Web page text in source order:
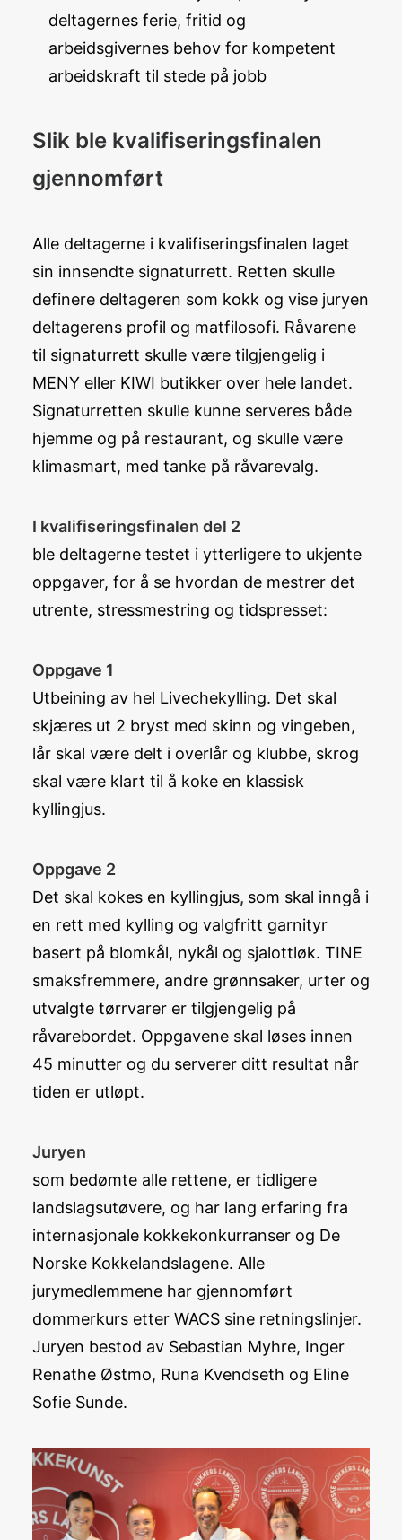
deltagernes ferie, fritid og
arbeidsgivernes behov for kompetent
arbeidskraft til stede på jobb
Slik ble kvalifiseringsfinalen
gjennomført
Alle deltagerne i kvalifiseringsfinalen laget
sin innsendte signaturrett. Retten skulle
definere deltageren som kokk og vise juryen
deltagerens profil og matfilosofi. Råvarene
til signaturrett skulle være tilgjengelig i
MENY eller KIWI butikker over hele landet.
Signaturretten skulle kunne serveres både
hjemme og på restaurant, og skulle være
klimasmart, med tanke på råvarevalg.
I kvalifiseringsfinalen del 2
ble deltagerne testet i ytterligere to ukjente
oppgaver, for å se hvordan de mestrer det
utrente, stressmestring og tidspresset:
Oppgave 1
Utbeining av hel Livechekylling. Det skal
skjæres ut 2 bryst med skinn og vingeben,
lår skal være delt i overlår og klubbe, skrog
skal være klart til å koke en klassisk
kyllingjus.
Oppgave 2
Det skal kokes en kyllingjus, som skal inngå i
en rett med kylling og valgfritt garnityr
basert på blomkål, nykål og sjalottløk. TINE
smaksfremmere, andre grønnsaker, urter og
utvalgte tørrvarer er tilgjengelig på
råvarebordet. Oppgavene skal løses innen
45 minutter og du serverer ditt resultat når
tiden er utløpt.
Juryen
som bedømte alle rettene, er tidligere
landslagsutøvere, og har lang erfaring fra
internasjonale kokkekonkurranser og De
Norske Kokkelandslagene. Alle
jurymedlemmene har gjennomført
dommerkurs etter WACS sine retningslinjer.
Juryen bestod av Sebastian Myhre, Inger
Renathe Østmo, Runa Kvendseth og Eline
Sofie Sunde.